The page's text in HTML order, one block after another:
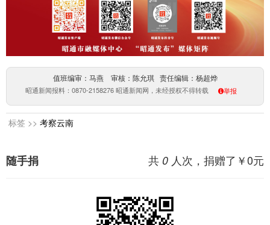
值班编审：马燕 审核：陈允琪 责任编辑：杨超烨
昭通新闻报料：0870-2158276 昭通新闻网，未经授权不得转载 举报
标签 >> 考察云南
共 0 人次，捐赠了￥0元
随手捐